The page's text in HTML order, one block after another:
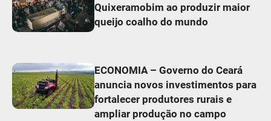
Quixeramobim ao produzir maior
queijo coalho do mundo
ECONOMIA – Governo do Ceará
anuncia novos investimentos para
fortalecer produtores rurais e
ampliar produção no campo